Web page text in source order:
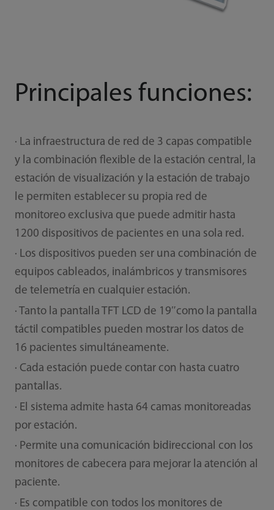
Principales funciones:
· La infraestructura de red de 3 capas compatible
y la combinación flexible de la estación central, la
estación de visualización y la estación de trabajo
le permiten establecer su propia red de
monitoreo exclusiva que puede admitir hasta
1200 dispositivos de pacientes en una sola red.
· Los dispositivos pueden ser una combinación de
equipos cableados, inalámbricos y transmisores
de telemetría en cualquier estación.
· Tanto la pantalla TFT LCD de 19″como la pantalla
táctil compatibles pueden mostrar los datos de
16 pacientes simultáneamente.
· Cada estación puede contar con hasta cuatro
pantallas.
· El sistema admite hasta 64 camas monitoreadas
por estación.
· Permite una comunicación bidireccional con los
monitores de cabecera para mejorar la atención al
paciente.
· Es compatible con todos los monitores de